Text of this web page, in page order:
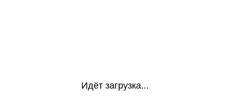
Идёт загрузка...